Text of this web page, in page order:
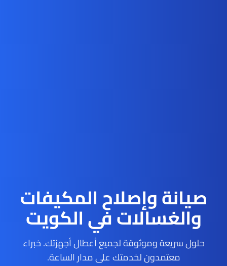
صيانة وإصلاح المكيفات
والغسالات في الكويت
حلول سريعة وموثوقة لجميع أعطال أجهزتك. خبراء
معتمدون لخدمتك على مدار الساعة.